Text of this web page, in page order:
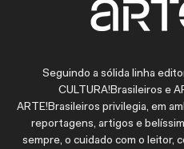
Seguindo a sólida linha
CULTURA!Brasileiros e
ARTE!Brasileiros privilegia, em
reportagens, artigos e
sempre, o cuidado com o leitor,